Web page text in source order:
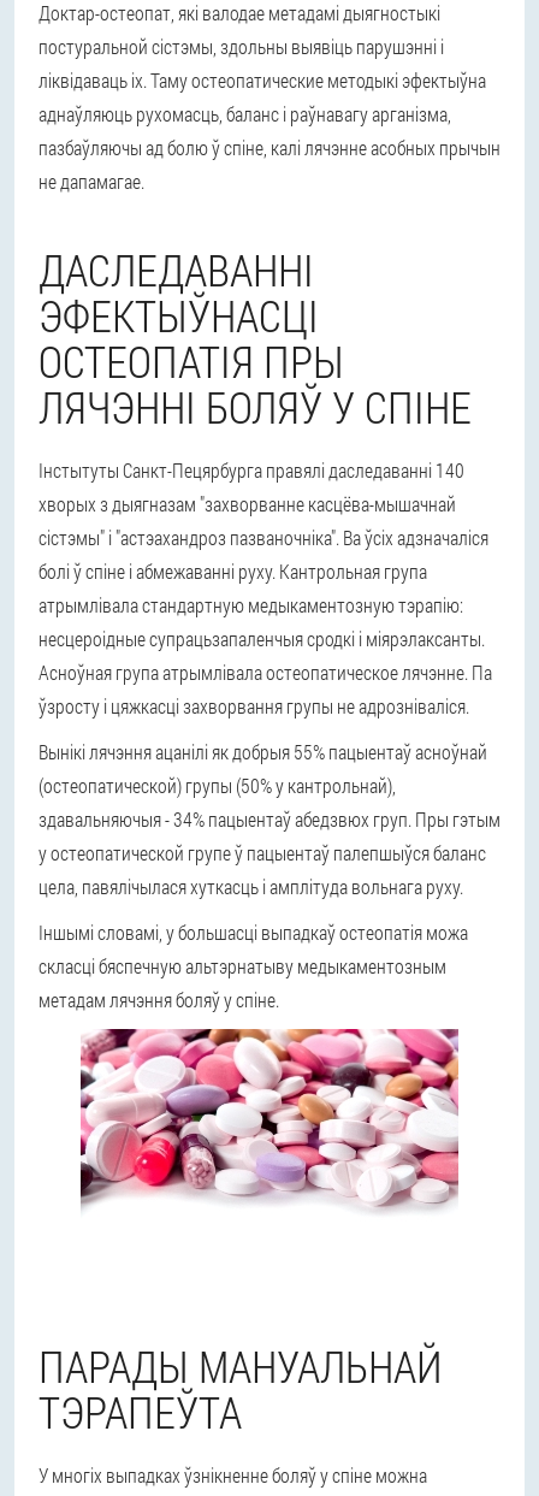
Доктар-остеопат, які валодае метадамі дыягностыкі
постуральной сістэмы, здольны выявіць парушэнні і
ліквідаваць іх. Таму остеопатические методыкі эфектыўна
аднаўляюць рухомасць, баланс і раўнавагу арганізма,
пазбаўляючы ад болю ў спіне, калі лячэнне асобных прычын
не дапамагае.
ДАСЛЕДАВАННІ
ЭФЕКТЫЎНАСЦІ
ОСТЕОПАТІЯ ПРЫ
ЛЯЧЭННІ БОЛЯЎ У СПІНЕ
Інстытуты Санкт-Пецярбурга правялі даследаванні 140
хворых з дыягназам "захворванне касцёва-мышачнай
сістэмы" і "астэахандроз пазваночніка". Ва ўсіх адзначаліся
болі ў спіне і абмежаванні руху. Кантрольная група
атрымлівала стандартную медыкаментозную тэрапію:
несцероідные супрацьзапаленчыя сродкі і міярэлаксанты.
Асноўная група атрымлівала остеопатическое лячэнне. Па
ўзросту і цяжкасці захворвання групы не адрозніваліся.
Вынікі лячэння ацанілі як добрыя 55% пацыентаў асноўнай
(остеопатической) групы (50% у кантрольнай),
здавальняючыя - 34% пацыентаў абедзвюх груп. Пры гэтым
у остеопатической групе ў пацыентаў палепшыўся баланс
цела, павялічылася хуткасць і амплітуда вольнага руху.
Іншымі словамі, у большасці выпадкаў остеопатія можа
скласці бяспечную альтэрнатыву медыкаментозным
метадам лячэння боляў у спіне.
ПАРАДЫ МАНУАЛЬНАЙ
ТЭРАПЕЎТА
У многіх выпадках ўзнікненне боляў у спіне можна